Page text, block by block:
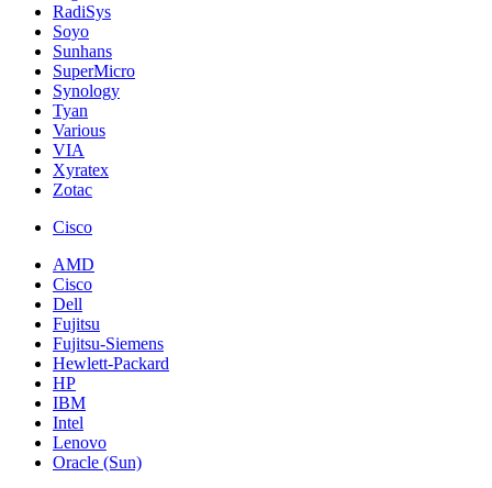
RadiSys
Soyo
Sunhans
SuperMicro
Synology
Tyan
Various
VIA
Xyratex
Zotac
Cisco
AMD
Cisco
Dell
Fujitsu
Fujitsu-Siemens
Hewlett-Packard
HP
IBM
Intel
Lenovo
Oracle (Sun)